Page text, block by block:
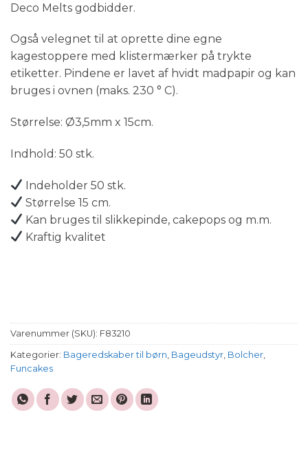
Deco Melts godbidder.
Også velegnet til at oprette dine egne
kagestoppere med klistermærker på trykte
etiketter. Pindene er lavet af hvidt madpapir og kan
bruges i ovnen (maks. 230 ° C).
Størrelse: Ø3,5mm x 15cm.
Indhold: 50 stk.
Indeholder 50 stk.
Størrelse 15 cm.
Kan bruges til slikkepinde, cakepops og m.m.
Kraftig kvalitet
Varenummer (SKU): F83210
Kategorier: Bageredskaber til børn, Bageudstyr, Bolcher,
Funcakes